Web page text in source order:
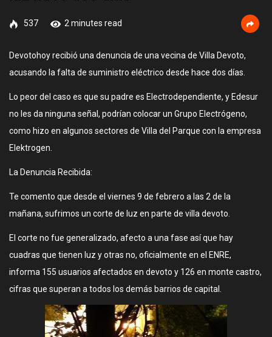
537 2 minutes read
Devotohoy recibió una denuncia de una vecina de Villa Devoto,
acusando la falta de suministro eléctrico desde hace dos días.
Lo peor del caso es que su padre es Electrodependiente, y Edesur
no les da ninguna señal, podrían colocar un Grupo Electrógeno,
como hizo en algunos sectores de Villa del Parque con la empresa
Elektrogen.
La Denuncia Recibida:
Te comento que desde el viernes 9 de febrero a las 2 de la
mañana, sufrimos un corte de luz en parte de villa devoto.
El corte no fue generalizado, afecto a una fase así que hay
cuadras que tienen luz y otras no, oficialmente en el ENRE,
informa 155 usuarios afectados en devoto y 126 en monte castro,
cifras que superan a todos los demás barrios de capital.